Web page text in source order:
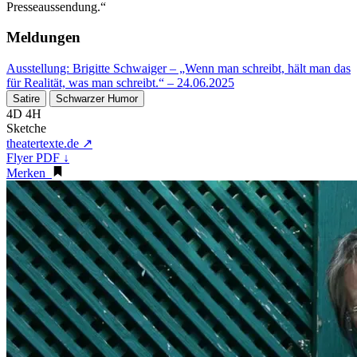
Presseaussendung.“
Meldungen
Ausstellung: Brigitte Schwaiger – „Wenn man schreibt, hält man das
für Realität, was man schreibt.“ – 24.06.2025
Satire Schwarzer Humor
4D 4H
Sketche
theatertexte.de ↗
Flyer PDF ↓
Merken